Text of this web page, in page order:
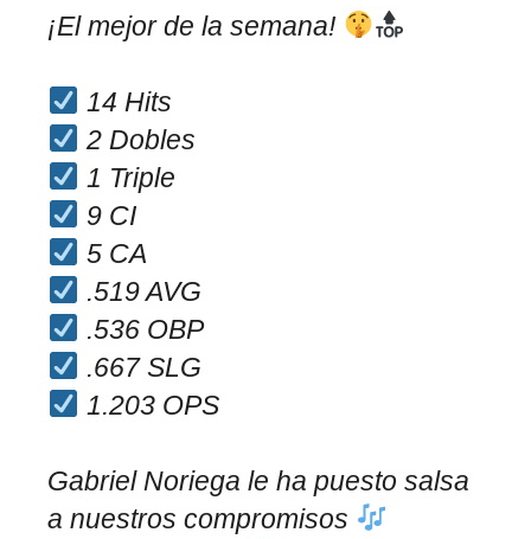
¡El mejor de la semana!
14 Hits
2 Dobles
1 Triple
9 CI
5 CA
.519 AVG
.536 OBP
.667 SLG
1.203 OPS
Gabriel Noriega le ha puesto salsa
a nuestros compromisos